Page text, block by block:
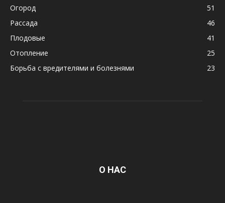
Огород
51
Рассада
46
Плодовые
41
Отопление
25
Борьба с вредителями и болезнями
23
О НАС